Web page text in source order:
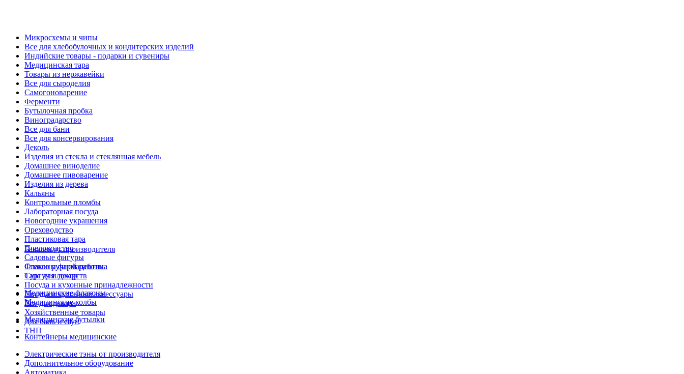
Микросхемы и чипы
Все для хлебобулочных и кондитерских изделий
Индийские товары - подарки и сувениры
Медицинская тара
Товары из нержавейки
Все для сыроделия
Самогоноварение
Ферменти
Бутылочная пробка
Виноградарство
Все для бани
Все для консервирования
Деколь
Изделия из стекла и стеклянная мебель
Домашнее виноделие
Домашнее пивоварение
Изделия из дерева
Кальяны
Контрольные пломбы
Лабораторная посуда
Новогодние украшения
Ореховодство
Пластиковая тара
Пчеловодство
Садовые фигуры
Стекло ручной работы
Сургуч и декор
Посуда и кухонные принадлежности
Посуда и кухонные аксессуары
Все для декора
Хозяйственные товары
Для бань и саун
ТНП
Бакалея от производителя
Флаконы фармацевтика
Тара для лекарств
Медицинские флаконы
Медицинские колбы
Медицинские бутылки
Контейнеры медицинские
Электрические тэны от производителя
Дополнительное оборудование
Автоматика